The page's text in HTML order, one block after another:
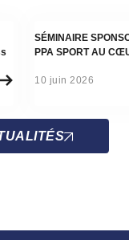
Actualité
SÉMINAIRE
PPA SPORT AU
10 juin 2026